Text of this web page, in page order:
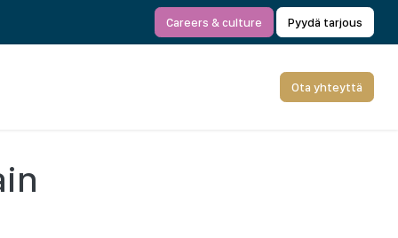
Careers & culture Pyydä tarjous
Ota yhteyttä